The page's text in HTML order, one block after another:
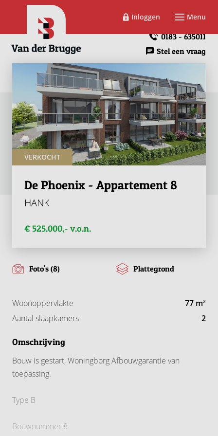
Inloggen Menu
0183 - 635011
Stel een vraag
VERKOCHT
De Phoenix - Appartement 8
HANK
€ 525.000,- v.o.n.
Foto's (8) Plattegrond
Woonoppervlakte 77 m2
Aantal slaapkamers 2
Omschrijving
Bouw is gestart, Woningborg Afbouwgarantie van
toepassing.
Type B
Bouwnummer 8